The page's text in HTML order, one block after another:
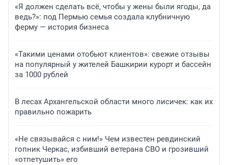
«Я должен сделать всё, чтобы у жены были ягоды, да
ведь?»: под Пермью семья создала клубничную
ферму — история бизнеса
«Такими ценами отобьют клиентов»: свежие отзывы
на популярный у жителей Башкирии курорт и бассейн
за 1000 рублей
В лесах Архангельской области много лисичек: как их
правильно пожарить
«Не связывайся с ним!» Чем известен ревдинский
гопник Черкас, избивший ветерана СВО и грозивший
«отпетушить» его